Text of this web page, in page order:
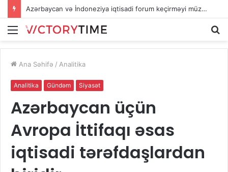
Azərbaycan və İndoneziya iqtisadi forum keçirməyi müzakirə edib
Menu
Ana Səhifə / Analitika
Analitika Gündəm Siyasət
Azərbaycan üçün
Avropa İttifaqı əsas
iqtisadi tərəfdaşlardan